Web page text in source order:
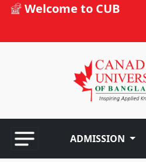
Welcome to CUB
ADMISSION